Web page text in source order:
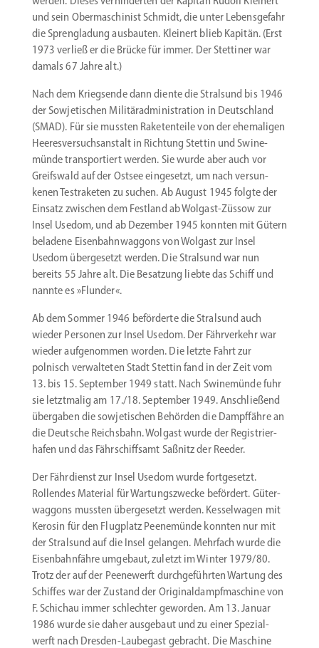
und sein Oberma­schinist Schmidt, die unter Lebens­gefahr
die Spreng­ladung ausbauten. Kleinert blieb Kapitän. (Erst
1973 verließ er die Brücke für immer. Der Stettiner war
damals 67 Jahre alt.)
Nach dem Kriegsende dann diente die Stralsund bis 1946
der Sowje­ti­schen Mili­tär­administration in Deutschland
(SMAD). Für sie mussten Raketen­teile von der ehema­ligen
Heeres­ver­suchs­an­stalt in Richtung Stettin und Swine­
münde trans­por­tiert werden. Sie wurde aber auch vor
Greifswald auf der Ostsee einge­setzt, um nach versun­
kenen Testra­keten zu suchen. Ab August 1945 folgte der
Einsatz zwischen dem Festland ab Wolgast-Züssow zur
Insel Usedom, und ab Dezember 1945 konnten mit Gütern
beladene Eisen­bahn­waggons von Wolgast zur Insel
Usedom überge­setzt werden. Die Stralsund war nun
bereits 55 Jahre alt. Die Besatzung liebte das Schiff und
nannte es »Flunder«.
Ab dem Sommer 1946 beför­derte die Stralsund auch
wieder Personen zur Insel Usedom. Der Fährverkehr war
wieder aufge­nommen worden. Die letzte Fahrt zur
polnisch verwal­teten Stadt Stettin fand in der Zeit vom
13. bis 15. September 1949 statt. Nach Swine­münde fuhr
sie letzt­malig am 17./18. September 1949. Anschließend
übergaben die sowje­ti­schen Behörden die Dampf­fähre an
die Deutsche Reichsbahn. Wolgast wurde der Regis­trier­
hafen und das Fährschiffsamt Saßnitz der Reeder.
Der Fährdienst zur Insel Usedom wurde fortge­setzt.
Rollendes Material für Wartungs­zwecke befördert. Güter­
waggons mussten überge­setzt werden. Kessel­wagen mit
Kerosin für den Flugplatz Peene­münde konnten nur mit
der Stralsund auf die Insel gelangen. Mehrfach wurde die
Eisen­bahnfähre umgebaut, zuletzt im Winter 1979/80.
Trotz der auf der Peene­werft durch­ge­führten Wartung des
Schiffes war der Zustand der Origi­nal­dampf­ma­schine von
F. Schichau immer schlechter geworden. Am 13. Januar
1986 wurde sie daher ausgebaut und zu einer Spezi­al­
werft nach Dresden-Laubegast gebracht. Die Maschine